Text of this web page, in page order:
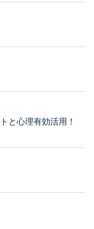
と心理有効活用！